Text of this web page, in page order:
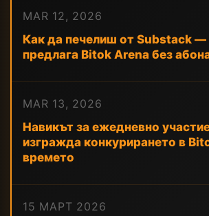
MAR 12, 2026
Как да печелиш от Substack —
предлага Bitok Arena без
MAR 13, 2026
Навикът за ежедневно
изгражда конкурирането в
времето
15 МАРТ 2026